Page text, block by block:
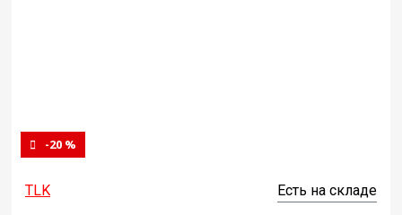
-20 %
TLK Есть на складе